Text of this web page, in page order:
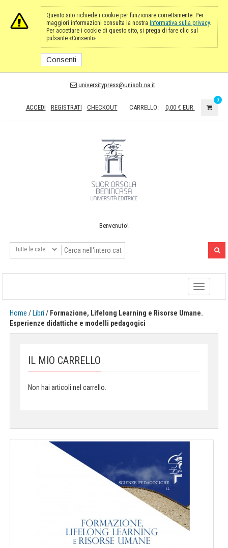
Questo sito richiede i cookie per funzionare correttamente. Per
maggiori informazioni consulta la nostra Informativa sulla privacy.
Per accettare i cookie di questo sito, si prega di fare clic sul
pulsante «Consenti».
Consenti
universitypress@unisob.na.it
ACCEDI REGISTRATI CHECKOUT CARRELLO: 0,00 € EUR
0
Benvenuto!
Toggle
navigation
Home / Libri / Formazione, Lifelong Learning e Risorse Umane.
Esperienze didattiche e modelli pedagogici
IL MIO CARRELLO
Non hai articoli nel carrello.